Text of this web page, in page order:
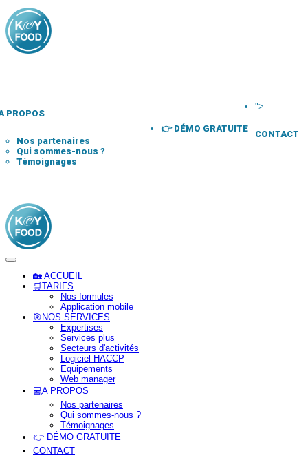
PROPOS
Nos partenaires
Qui sommes-nous ?
Témoignages
👉 DÉMO GRATUITE
">
CONTACT
🏡 ACCUEIL
🛒TARIFS
Nos formules
Application mobile
🎯NOS SERVICES
Expertises
Services plus
Secteurs d'activités
Logiciel HACCP
Equipements
Web manager
💻A PROPOS
Nos partenaires
Qui sommes-nous ?
Témoignages
👉 DÉMO GRATUITE
CONTACT